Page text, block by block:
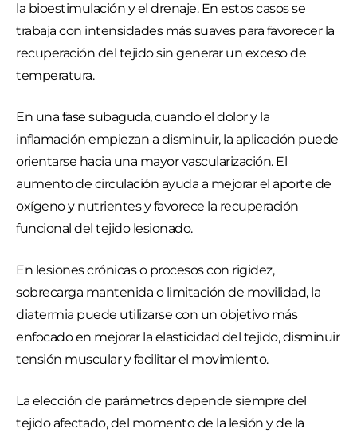
la bioestimulación y el drenaje. En estos casos se
trabaja con intensidades más suaves para favorecer la
recuperación del tejido sin generar un exceso de
temperatura.
En una fase subaguda, cuando el dolor y la
inflamación empiezan a disminuir, la aplicación puede
orientarse hacia una mayor vascularización. El
aumento de circulación ayuda a mejorar el aporte de
oxígeno y nutrientes y favorece la recuperación
funcional del tejido lesionado.
En lesiones crónicas o procesos con rigidez,
sobrecarga mantenida o limitación de movilidad, la
diatermia puede utilizarse con un objetivo más
enfocado en mejorar la elasticidad del tejido, disminuir
tensión muscular y facilitar el movimiento.
La elección de parámetros depende siempre del
tejido afectado, del momento de la lesión y de la